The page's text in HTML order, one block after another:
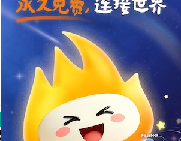
[0]
旋风加速度器
快连加速器
app下载安装安卓